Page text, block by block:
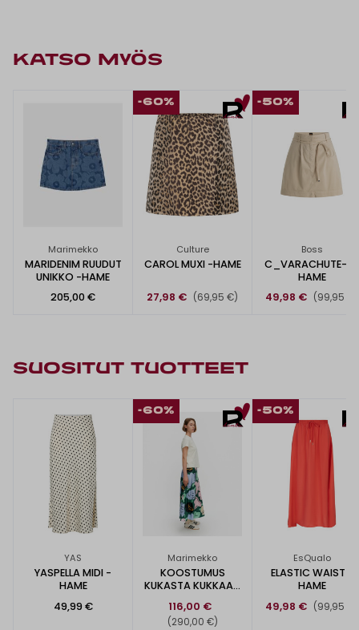
KATSO MYÖS
Marimekko
MARIDENIM RUUDUT
UNIKKO -HAME
205,00 €
-60%
Culture
CAROL MUXI -HAME
27,98 € (69,95 €)
-50%
Boss
C_VARACHUTE-D-
HAME
49,98 € (99,95 €)
SUOSITUT TUOTTEET
YAS
YASPELLA MIDI -
HAME
49,99 €
-60%
Marimekko
KOOSTUMUS
KUKASTA KUKKAAN
116,00 €
(290,00 €)
-50%
EsQualo
ELASTIC WAIST -
HAME
49,98 € (99,95 €)